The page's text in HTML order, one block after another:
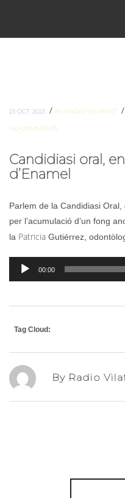
23 OCT. 2023 / BY RADIO VILAFANT /
NO COMMENTS
Candidiasi oral,
d’Enamel
Parlem de la Candidiasi
per l’acumulació d’un fong
la Patricia Gutiérrez,
Reproductor
d'àudio
00:00
Tag Cloud:
By Radio